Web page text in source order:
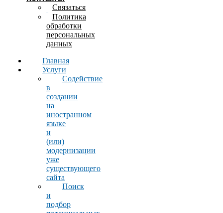
Связаться
Политика
обработки
персональных
данных
Главная
Услуги
Содействие
в
создании
на
иностранном
языке
и
(или)
модернизации
уже
существующего
сайта
Поиск
и
подбор